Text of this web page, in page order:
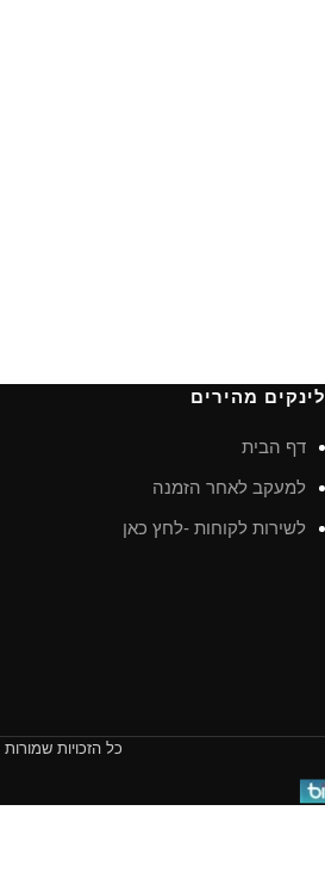
לינקים מהירים
דף הבית
למעקב לאחר הזמנה
לשירות לקוחות -לחץ כאן
כל הזכויות שמורות